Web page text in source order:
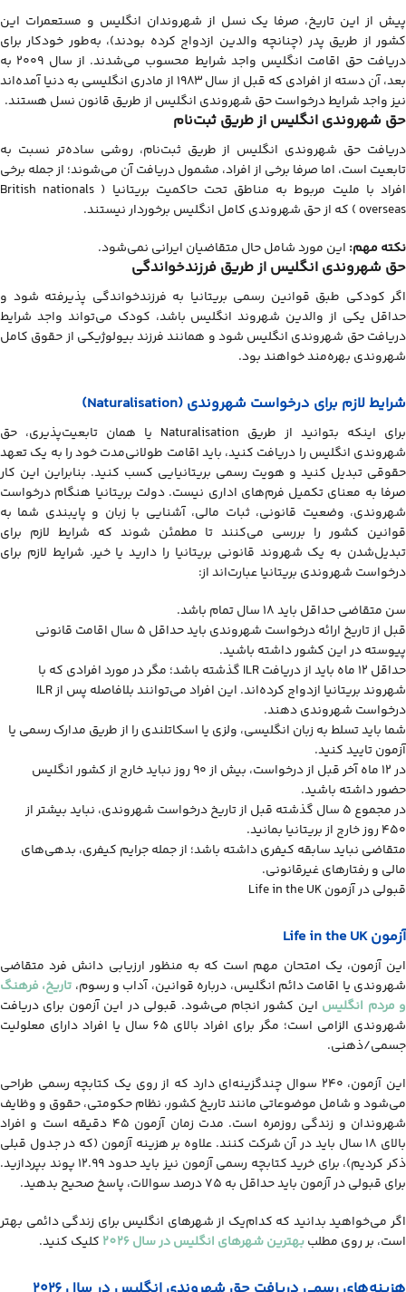
پیش از این تاریخ، صرفا یک نسل از شهروندان انگلیس و مستعمرات این
کشور از طریق پدر (چنانچه والدین ازدواج کرده بودند)، به‌طور خودکار برای
دریافت حق اقامت انگلیس واجد شرایط محسوب می‌شدند. از سال ۲۰۰۹ به
بعد، آن دسته از افرادی که قبل از سال ۱۹۸۳ از مادری انگلیسی به دنیا آمده‌اند
نیز واجد شرایط درخواست حق شهروندی انگلیس از طریق قانون نسل هستند.
حق شهروندی انگلیس از طریق ثبت‌‎نام
دریافت حق شهروندی انگلیس از طریق ثبت‌نام، روشی ساده‌تر نسبت به
تابعیت است، اما صرفا برخی از افراد، مشمول دریافت آن می‌شوند؛ از جمله برخی
افراد با ملیت مربوط به مناطق تحت حاکمیت بریتانیا ( British nationals
overseas ) که از حق شهروندی کامل انگلیس برخوردار نیستند.
نکته مهم: این مورد شامل حال متقاضیان ایرانی نمی‌شود.
حق شهروندی انگلیس از طریق فرزندخواندگی
اگر کودکی طبق قوانین رسمی بریتانیا به فرزندخواندگی پذیرفته شود و
حداقل یکی از والدین شهروند انگلیس باشد، کودک می‌تواند واجد شرایط
دریافت حق شهروندی انگلیس شود و همانند فرزند بیولوژیکی از حقوق کامل
شهروندی بهره‌مند خواهند بود.
شرایط لازم برای درخواست شهروندی (Naturalisation)
برای اینکه بتوانید از طریق Naturalisation یا همان تابعیت‌پذیری، حق
شهروندی انگلیس را دریافت کنید، باید اقامت طولانی‌مدت خود را به یک تعهد
حقوقی تبدیل کنید و هویت رسمی بریتانیایی کسب کنید. بنابراین این کار
صرفا به معنای تکمیل فرم‌های اداری نیست. دولت بریتانیا هنگام درخواست
شهروندی، وضعیت قانونی، ثبات مالی، آشنایی با زبان و پایبندی شما به
قوانین کشور را بررسی می‌کنند تا مطمئن شوند که شرایط لازم برای
تبدیل‌شدن به یک شهروند قانونی بریتانیا را دارید یا خیر. شرایط لازم برای
درخواست شهروندی بریتانیا عبارت‌اند از:
سن متقاضی حداقل باید ۱۸ سال تمام باشد.
قبل از تاریخ ارائه درخواست شهروندی باید حداقل ۵ سال اقامت قانونی
پیوسته در این کشور داشته باشید.
حداقل ۱۲ ماه باید از دریافت ILR گذشته باشد؛ مگر در مورد افرادی که با
شهروند بریتانیا ازدواج کرده‌اند. این افراد می‌توانند بلافاصله پس از ILR
درخواست شهروندی دهند.
شما باید تسلط به زبان انگلیسی، ولزی یا اسکاتلندی را از طریق مدارک رسمی یا
آزمون تایید کنید.
در ۱۲ ماه آخر قبل از درخواست، بیش از ۹۰ روز نباید خارج از کشور انگلیس
حضور داشته باشید.
در مجموع ۵ سال گذشته قبل از تاریخ درخواست شهروندی، نباید بیشتر از
۴۵۰ روز خارج از بریتانیا بمانید.
متقاضی نباید سابقه کیفری داشته باشد؛ از جمله جرایم کیفری، بدهی‌های
مالی و رفتارهای غیرقانونی.
قبولی در آزمون Life in the UK
آزمون Life in the UK
این آزمون، یک امتحان مهم است که به منظور ارزیابی دانش فرد متقاضی
شهروندی یا اقامت دائم انگلیس، درباره قوانین، آداب و رسوم، تاریخ، فرهنگ
و مردم انگلیس این کشور انجام می‌شود. قبولی در این آزمون برای دریافت
شهروندی الزامی است؛ مگر برای افراد بالای 65 سال یا افراد دارای معلولیت
جسمی/ذهنی.
این آزمون، ۲۴۰ سوال چندگزینه‌ای دارد که از روی یک کتابچه رسمی طراحی
می‌شود و شامل موضوعاتی مانند تاریخ کشور، نظام حکومتی، حقوق و وظایف
شهروندان و زندگی روزمره است. مدت زمان آزمون ۴۵ دقیقه است و افراد
بالای 18 سال باید در آن شرکت کنند. علاوه بر هزینه آزمون (که در جدول قبلی
ذکر کردیم)، برای خرید کتابچه رسمی آزمون نیز باید حدود 12.99 پوند بپردازید.
برای قبولی در آزمون باید حداقل به 75 درصد سوالات، پاسخ صحیح بدهید.
اگر می‌خواهید بدانید که کدام‌یک از شهرهای انگلیس برای زندگی دائمی بهتر
است، بر روی مطلببهترین شهرهای انگلیس در سال 2026 کلیک کنید.